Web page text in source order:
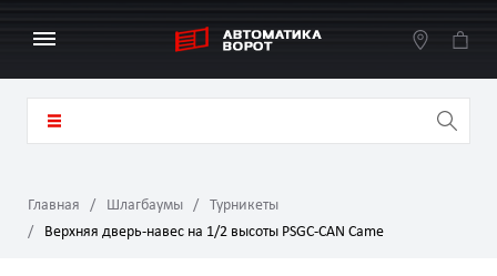
Главная Шлагбаумы
Турникеты
Верхняя дверь-навес на 1/2 высоты PSGC-CAN Came